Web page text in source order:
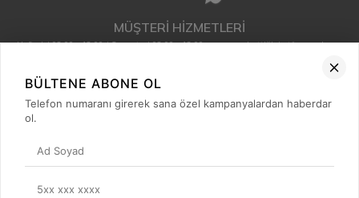
MÜŞTERİ HİZMETLERİ
Hafta içi 08:00 - 18:00 / Cumartesi 08:00 - 13:00 arası merak ettiğiniz tüm sorular ve
0850 515 01 10
Kategoriler
BÜLTENE ABONE OL
Telefon numaranı girerek sana özel kampanyalardan haberdar
ol.